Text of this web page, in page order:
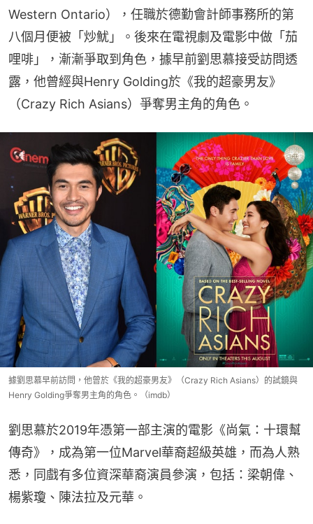
Western Ontario），任職於德勤會計師事務所的第
八個月便被「炒魷」。後來在電視劇及電影中做「茄
哩啡」，漸漸爭取到角色，據早前劉思慕接受訪問透
露，他曾經與Henry Golding於《我的超豪男友》
（Crazy Rich Asians）爭奪男主角的角色。
據劉思慕早前訪問，他曾於《我的超豪男友》（Crazy Rich Asians）的試鏡與
Henry Golding爭奪男主角的角色。（imdb）
劉思慕於2019年憑第一部主演的電影《尚氣：十環幫
傳奇》，成為第一位Marvel華裔超級英雄，而為人熟
悉，同戲有多位資深華裔演員參演，包括：梁朝偉、
楊紫瓊、陳法拉及元華。